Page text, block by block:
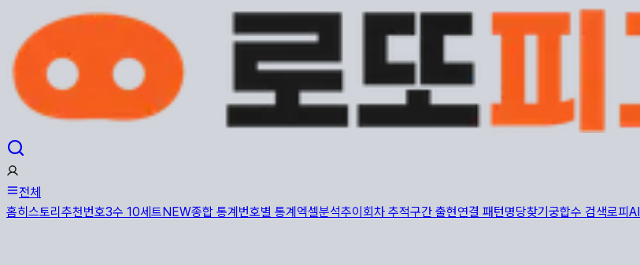
전체
홈히스토리 추천번호3수 10세트NEW종합 통계 번호별 통계 엑셀분석추이 회차 추적구간 출현연결 패턴명당찾기 궁합수 검색로피AI